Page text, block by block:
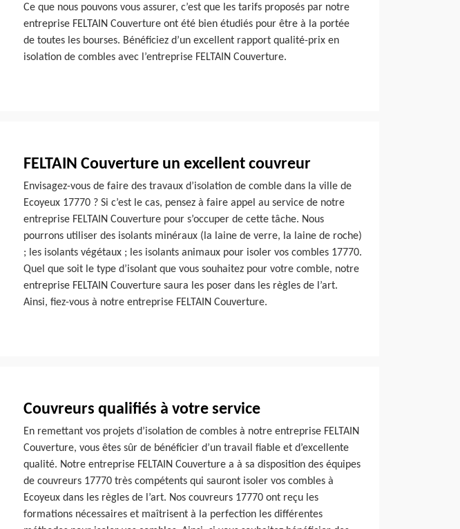
Ce que nous pouvons vous assurer, c’est que les tarifs proposés par notre
entreprise FELTAIN Couverture ont été bien étudiés pour être à la portée
de toutes les bourses. Bénéficiez d’un excellent rapport qualité-prix en
isolation de combles avec l’entreprise FELTAIN Couverture.
FELTAIN Couverture un excellent couvreur
Envisagez-vous de faire des travaux d’isolation de comble dans la ville de
Ecoyeux 17770 ? Si c’est le cas, pensez à faire appel au service de notre
entreprise FELTAIN Couverture pour s’occuper de cette tâche. Nous
pourrons utiliser des isolants minéraux (la laine de verre, la laine de roche)
; les isolants végétaux ; les isolants animaux pour isoler vos combles 17770.
Quel que soit le type d’isolant que vous souhaitez pour votre comble, notre
entreprise FELTAIN Couverture saura les poser dans les règles de l’art.
Ainsi, fiez-vous à notre entreprise FELTAIN Couverture.
Couvreurs qualifiés à votre service
En remettant vos projets d’isolation de combles à notre entreprise FELTAIN
Couverture, vous êtes sûr de bénéficier d’un travail fiable et d’excellente
qualité. Notre entreprise FELTAIN Couverture a à sa disposition des équipes
de couvreurs 17770 très compétents qui sauront isoler vos combles à
Ecoyeux dans les règles de l’art. Nos couvreurs 17770 ont reçu les
formations nécessaires et maîtrisent à la perfection les différentes